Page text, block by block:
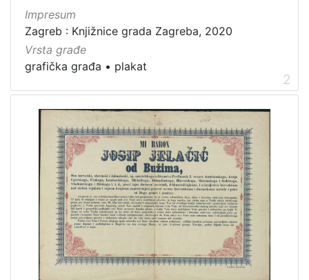
Impresum
Zagreb : Knjižnice grada Zagreba, 2020
Vrsta građe
grafička građa • plakat
2